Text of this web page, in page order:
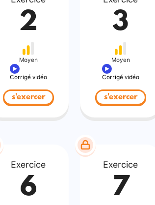
2
Moyen
Corrigé vidéo
s'exercer
3
Moyen
Corrigé vidéo
s'exercer
Exercice
6
Exercice
7